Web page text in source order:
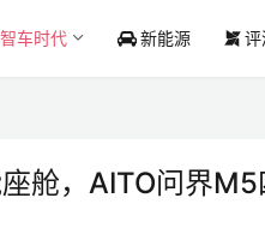
智车时代 新能源 评
舱，AITO问界